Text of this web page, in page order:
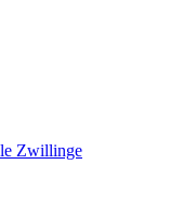
Zwillinge